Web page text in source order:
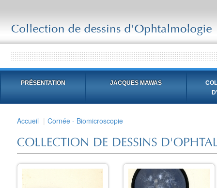
PRÉSENTATION JACQUES MAWAS
Accueil Cornée - Biomicroscopie